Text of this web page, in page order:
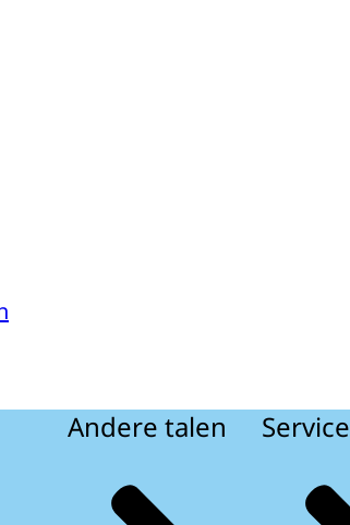
Andere talen Service